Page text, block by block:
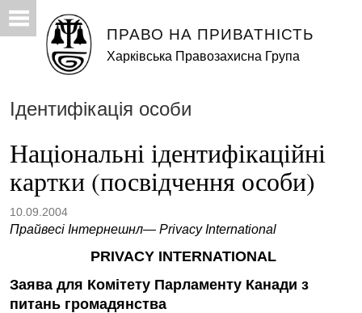
ПРАВО НА ПРИВАТНІСТЬ
Харківська Правозахисна Група
Ідентифікація особи
Національні ідентифікаційні
картки (посвідчення особи)
10.09.2004
Прайвесі Інтернешнл— Privacy International
PRIVACY INTERNATIONAL
Заява для Комітету Парламенту Канади з
питань громадянства